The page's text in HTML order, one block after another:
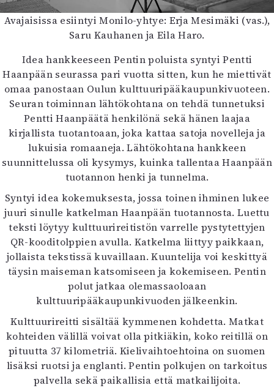
Avajaisissa esiintyi Monilo-yhtye: Erja Mesimäki (vas.),
Saru Kauhanen ja Eila Haro.
Idea hankkeeseen Pentin poluista syntyi Pentti
Haanpään seurassa pari vuotta sitten, kun he miettivät
omaa panostaan Oulun kulttuuripääkaupunkivuoteen.
Seuran toiminnan lähtökohtana on tehdä tunnetuksi
Pentti Haanpäätä henkilönä sekä hänen laajaa
kirjallista tuotantoaan, joka kattaa satoja novelleja ja
lukuisia romaaneja. Lähtökohtana hankkeen
suunnittelussa oli kysymys, kuinka tallentaa Haanpään
tuotannon henki ja tunnelma.
Syntyi idea kokemuksesta, jossa toinen ihminen lukee
juuri sinulle katkelman Haanpään tuotannosta. Luettu
teksti löytyy kulttuurireitistön varrelle pystytettyjen
QR-kooditolppien avulla. Katkelma liittyy paikkaan,
jollaista tekstissä kuvaillaan. Kuuntelija voi keskittyä
täysin maiseman katsomiseen ja kokemiseen. Pentin
polut jatkaa olemassaoloaan
kulttuuripääkaupunkivuoden jälkeenkin.
Kulttuurireitti sisältää kymmenen kohdetta. Matkat
kohteiden välillä voivat olla pitkiäkin, koko reitillä on
pituutta 37 kilometriä. Kielivaihtoehtoina on suomen
lisäksi ruotsi ja englanti. Pentin polkujen on tarkoitus
palvella sekä paikallisia että matkailijoita.